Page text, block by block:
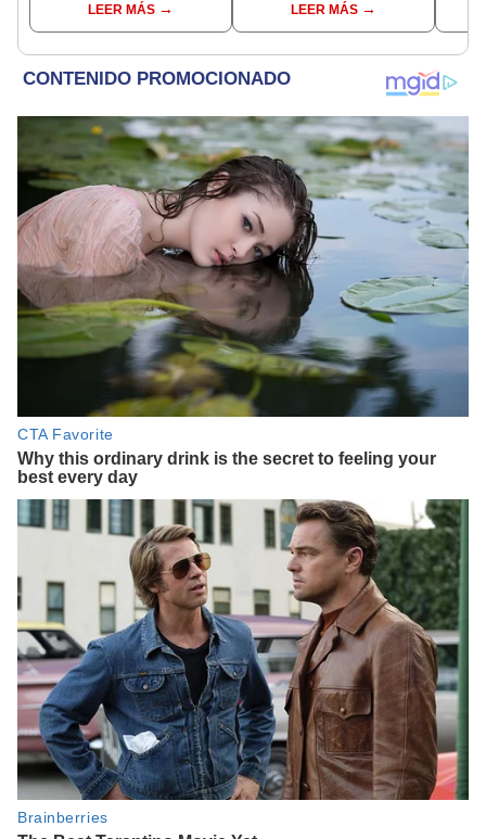
hasta las 7 p.m.
LEER MÁS
pymes serían los más
beneficiados
LEER MÁS